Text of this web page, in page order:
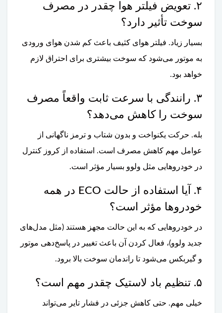
۲. تعویض فیلتر هوا چقدر در مصرف
سوخت تأثیر دارد؟
بسیار زیاد. فیلتر هوای کثیف باعث کم شدن هوای ورودی
به موتور می‌شود که سوخت بیشتری برای احتراق لازم
خواهد بود.
۳. رانندگی با سرعت ثابت واقعاً مصرف
سوخت را کاهش می‌دهد؟
بله. حرکت یکنواخت و بدون شتاب و ترمز ناگهانی از
عوامل مهم کاهش مصرف است. استفاده از کروز کنترل
در خودروهایی مثل ولوو بسیار مؤثر است.
۴. آیا استفاده از حالت ECO در همه
خودروها مؤثر است؟
در خودروهایی که به این حالت مجهز هستند (مثل مدل‌های
جدید ولوو)، فعال کردن آن باعث تغییر در پاسخ‌دهی موتور
و گیربکس می‌شود تا راندمان سوخت بالا برود.
۵. تنظیم باد لاستیک چقدر مهم است؟
خیلی مهم. حتی کاهش جزئی در فشار تایر می‌تواند